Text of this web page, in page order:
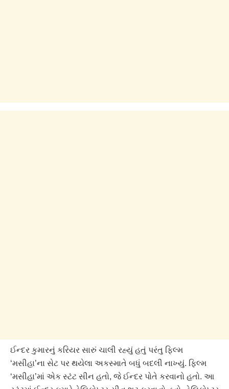
ઈન્દર કુમારનું કરિયર સારું ચાલી રહ્યું હતું પરંતુ ફિલ્મ
‘મસીહા’ના સેટ પર થયેલા અકસ્માતે બધું બદલી નાખ્યું. ફિલ્મ
‘મસીહા’માં એક સ્ટંટ સીન હતો, જે ઈન્દર પોતે કરવાનો હતો. આ